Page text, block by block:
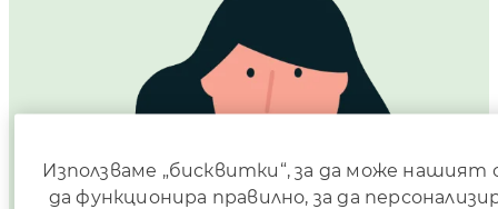
Използваме „бисквитки“, за да може нашият
да функционира правилно, за да